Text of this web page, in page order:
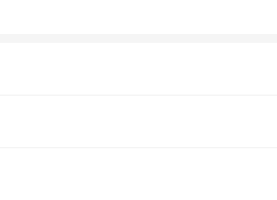
层领导10人：陈独秀、李大钊
绍中共早期领导人的书籍，所